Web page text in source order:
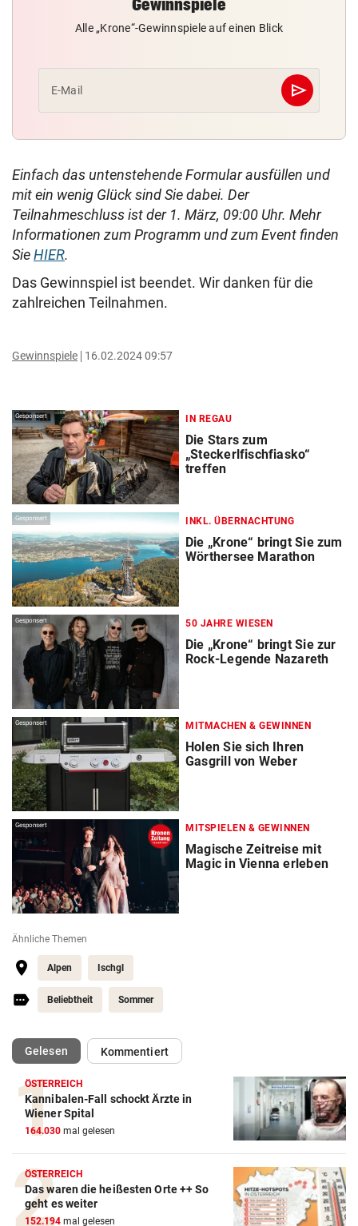
Gewinnspiele
Alle „Krone“-Gewinnspiele auf einen Blick
E-Mail send
Abschicken
Einfach das untenstehende Formular ausfüllen und
mit ein wenig Glück sind Sie dabei. Der
Teilnahmeschluss ist der 1. März, 09:00 Uhr. Mehr
Informationen zum Programm und zum Event finden
SieHIER.
Das Gewinnspiel ist beendet. Wir danken für die
zahlreichen Teilnahmen.
Gewinnspiele 16.02.2024 09:57
Gesponsert IN REGAU
Die Stars zum
„Steckerlfischfiasko“
treffen
Gesponsert INKL. ÜBERNACHTUNG
Die „Krone“ bringt Sie zum
Wörthersee Marathon
Gesponsert 50 JAHRE WIESEN
Die „Krone“ bringt Sie zur
Rock-Legende Nazareth
Gesponsert MITMACHEN & GEWINNEN
Holen Sie sich Ihren
Gasgrill von Weber
Gesponsert MITSPIELEN & GEWINNEN
Magische Zeitreise mit
Magic in Vienna erleben
Ähnliche Themen
Alpen Ischgl
Beliebtheit Sommer
Gelesen(ausgewählt)Kommentiert
ÖSTERREICH
Kannibalen-Fall schockt Ärzte in
Wiener Spital
164.030 mal gelesen
ÖSTERREICH
Das waren die heißesten Orte ++ So
geht es weiter
152.194 mal gelesen